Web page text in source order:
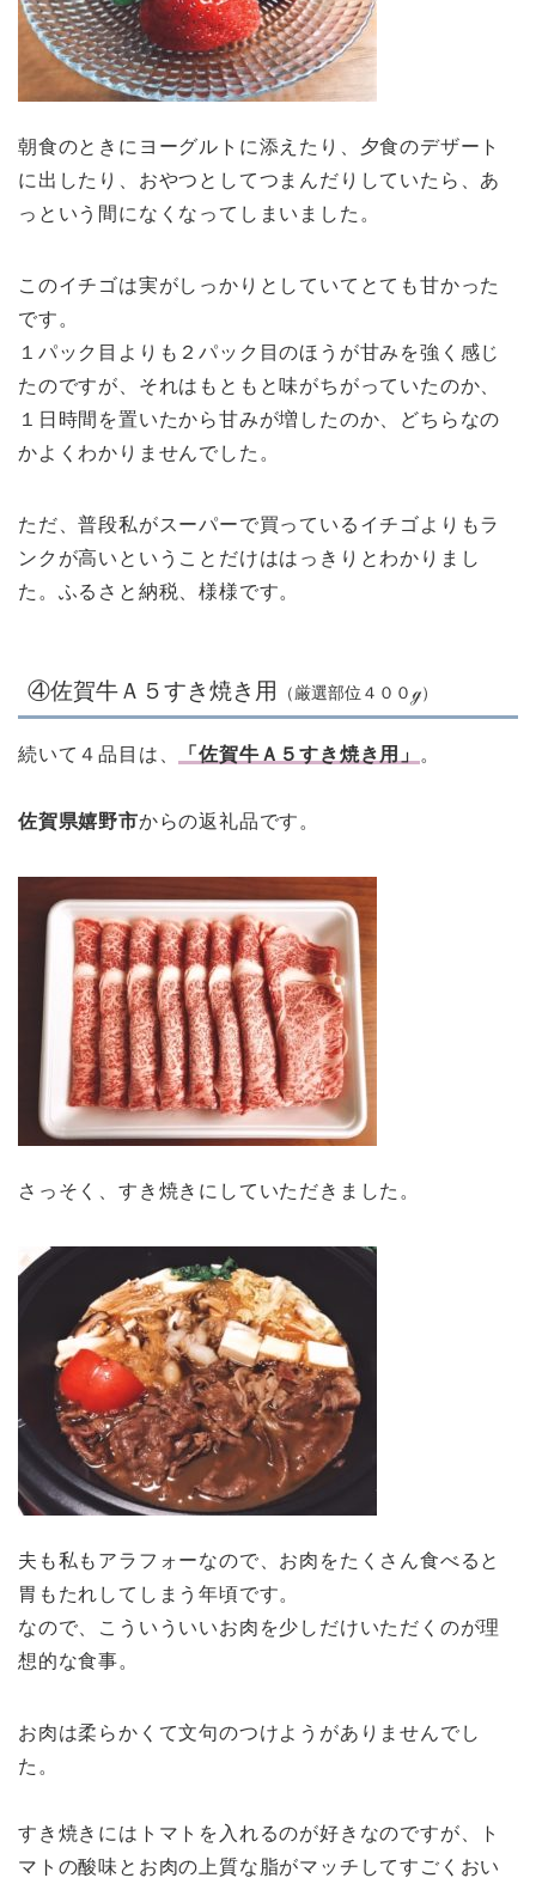
朝食のときにヨーグルトに添えたり、夕食のデザート
に出したり、おやつとしてつまんだりしていたら、あ
っという間になくなってしまいました。
このイチゴは実がしっかりとしていてとても甘かった
です。
１パック目よりも２パック目のほうが甘みを強く感じ
たのですが、それはもともと味がちがっていたのか、
１日時間を置いたから甘みが増したのか、どちらなの
かよくわかりませんでした。
ただ、普段私がスーパーで買っているイチゴよりもラ
ンクが高いということだけははっきりとわかりまし
た。ふるさと納税、様様です。
④佐賀牛Ａ５すき焼き用 （厳選部位４００ℊ）
続いて４品目は、 「佐賀牛Ａ５すき焼き用」 。
佐賀県嬉野市からの返礼品です。
さっそく、すき焼きにしていただきました。
夫も私もアラフォーなので、お肉をたくさん食べると
胃もたれしてしまう年頃です。
なので、こういういいお肉を少しだけいただくのが理
想的な食事。
お肉は柔らかくて文句のつけようがありませんでし
た。
すき焼きにはトマトを入れるのが好きなのですが、ト
マトの酸味とお肉の上質な脂がマッチしてすごくおい